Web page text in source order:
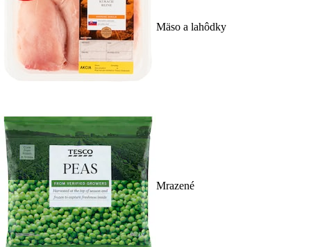
Mäso a lahôdky
Mrazené